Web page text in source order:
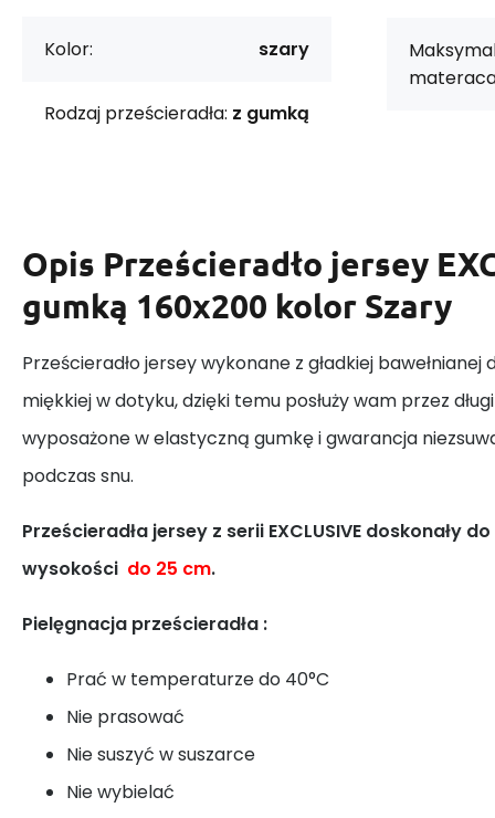
Kolor: szary
Rodzaj prześcieradła: z gumką
Opis Prześcieradło jersey
gumką 160x200 kolor Szary
Prześcieradło jersey wykonane z gładkiej bawełnianej
miękkiej w dotyku, dzięki temu posłuży wam przez
wyposażone w elastyczną gumkę i gwarancja
podczas snu.
Prześcieradła jersey z serii EXCLUSIVE doskonały
wysokości do 25 cm.
Pielęgnacja prześcieradła :
Prać w temperaturze do 40°C
Nie prasować
Nie suszyć w suszarce
Nie wybielać